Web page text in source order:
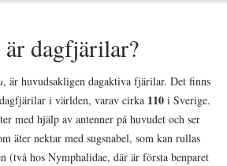
är dagfjärilar?
, är huvudsakligen dagaktiva fjärilar. Det finns
i världen, varav cirka 110 i Sverige.
med hjälp av antenner på huvudet och ser
äter nektar med sugsnabel, som kan rullas
(två hos Nymphalidae, där är första benparet